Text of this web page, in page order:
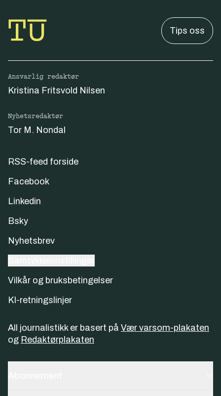
Tips oss
Ansvarlig redaktør
Kristina Fritsvold Nilsen
Nyhetsredaktør
Tor M. Nondal
RSS-feed forside
Facebook
Linkedin
Bsky
Nyhetsbrev
Vilkår og bruksbetingelser
KI-retningslinjer
All journalistikk er basert på Vær varsom-plakaten
og Redaktørplakaten